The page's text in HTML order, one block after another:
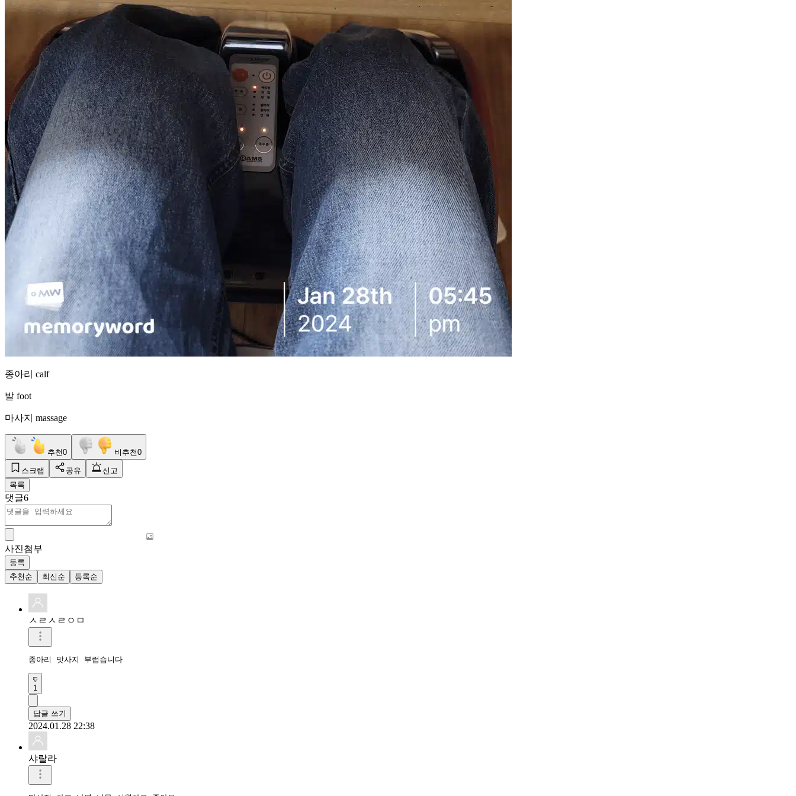
종아리 calf
발 foot
마사지 massage
추천0 비추천0
스크랩 공유
신고
목록
댓글6
사진첨부
등록
추천순
최신순 등록순
ㅅㄹㅅㄹㅇㅁ
종아리 맛사지 부럽습니다
1
답글 쓰기
2024.01.28 22:38
샤랄라